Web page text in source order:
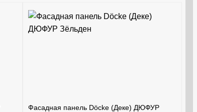
Фасадная панель Döcke (Деке) ДЮФУР